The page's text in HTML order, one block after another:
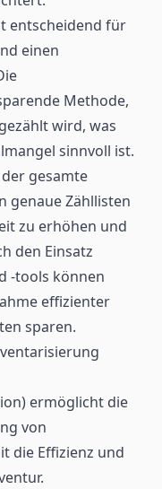
entscheidend für
einen
Methode,
wird, was
sinnvoll ist.
gesamte
genaue Zähllisten
zu erhöhen und
den Einsatz
-tools können
effizienter
sparen.
) ermöglicht die
von
die Effizienz und